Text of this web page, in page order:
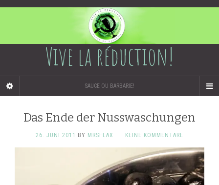
Vive la réduction!
SAUCE OU BARBARIE!
Das Ende der Nusswaschungen
26. JUNI 2011 BY MRSFLAX · KEINE KOMMENTARE